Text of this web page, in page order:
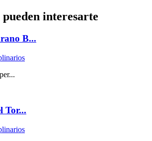
pueden interesarte
B...
Tor...